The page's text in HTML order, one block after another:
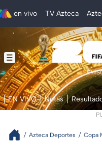
en vivo TV Azteca
EN VIVO Notas
Azteca Deportes Copa